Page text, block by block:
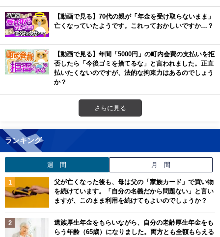
【動画で見る】70代の親が「年金を受け取らないまま」
亡くなっていたようです。これっておかしいですか…？
【動画で見る】年間「5000円」の町内会費の支払いを拒
否したら「今後ゴミを捨てるな」と言われました。正直
払いたくないのですが、法的な拘束力はあるのでしょう
か？
さらに見る
ランキング
週 間 月 間
父が亡くなった後も、母は父の「家族カード」で買い物
を続けています。「自分の名義だから問題ない」と言い
ますが、このまま利用を続けてもよいのでしょうか？
遺族厚生年金をもらいながら、自分の老齢厚生年金をも
らう年齢（65歳）になりました。両方とも全額もらえる